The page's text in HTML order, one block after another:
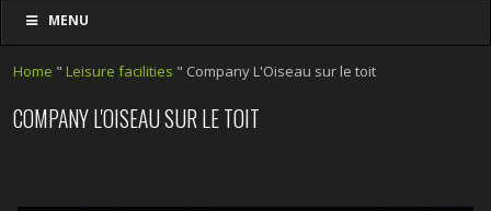
MENU
Home " Leisure facilities " Company L'Oiseau sur le toit
COMPANY L'OISEAU SUR LE TOIT